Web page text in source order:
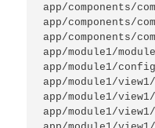
app/components/
app/components/
app/components/
app/module1/
app/module1/
app/module1/
app/module1/
app/module1/